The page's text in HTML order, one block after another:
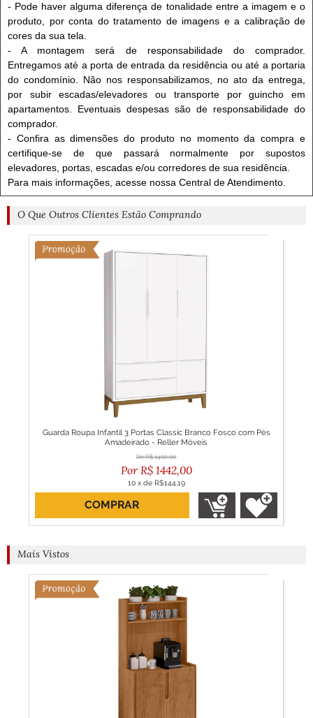
- Pode haver alguma diferença de tonalidade entre a imagem e o
produto, por conta do tratamento de imagens e a calibração de
cores da sua tela.
- A montagem será de responsabilidade do comprador.
Entregamos até a porta de entrada da residência ou até a portaria
do condomínio. Não nos responsabilizamos, no ato da entrega,
por subir escadas/elevadores ou transporte por guincho em
apartamentos. Eventuais despesas são de responsabilidade do
comprador.
- Confira as dimensões do produto no momento da compra e
certifique-se de que passará normalmente por supostos
elevadores, portas, escadas e/ou corredores de sua residência.
Para mais informações, acesse nossa Central de Atendimento.
O Que Outros Clientes Estão Comprando
Guarda Roupa Infantil 3 Portas Classic Branco Fosco com Pés
Amadeirado - Reller Móveis
R$ 1402,00
R$ 1442,00
10 x de R$144,19
COMPRAR
Mais Vistos